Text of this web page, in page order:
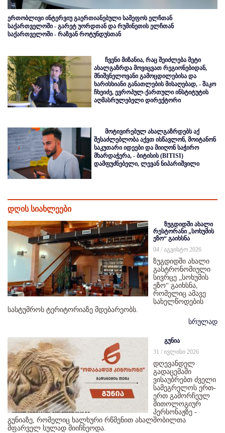
ერთობლივი ინტერვიუ გაერთიანებული სამეფოს ელჩთან
საქართველოში - გარეტ უორდთან და რუმინეთის ელჩთან
საქართველოში - რაზვან როტუნდუსთან
ჩვენი მიზანია, რაც შეიძლება მეტი
ახალგაზრდა მოვიცვათ რეგიონებიდან,
მნიშვნელოვანი გამოცდილებისა და
ხარისხიანი განათლების მისაღებად, - შაკო
ჩხეიძე, ევროპულ-ქართული ინსტიტუტის
აღმასრულებელი დირექტორი
მოტივირებულ ახალგაზრდებს აქ
შესაძლებლობა აქვთ ისწავლონ, მოიტანონ
საკუთარი იდეები და მიიღონ საჭირო
მხარდაჭერა, - ბიტისის (BITISI)
დამფუძნებელი, ლევან ნიპარიშვილი
დღის სიახლეები
ზუგდიდში ახალი
რესტორანი „სოხუმის
ეზო“ გაიხსნა
04 / აგვისტო 2026
ზუგდიდში ახალი
გასტრონომიული
სივრცე „სოხუმის
ეზო“ გაიხსნა,
რომელიც ამავე
სახელწოდების
სასტუმროს ტერიტორიაზე მდებარეობს.
სრულად
გუნია
31 / ივლისი 2026
დღევანდელ
გადაცემაში
ვისაუბრებთ ძველი
სამეგრელოს ერთ-
ერთ გამორჩეულ
მითოლოგიურ
პერსონაჟზე -
გუნიაზე, რომელიც ხალხური რწმენით ახალშობილთა
მფარველ სულად მიიჩნეოდა.